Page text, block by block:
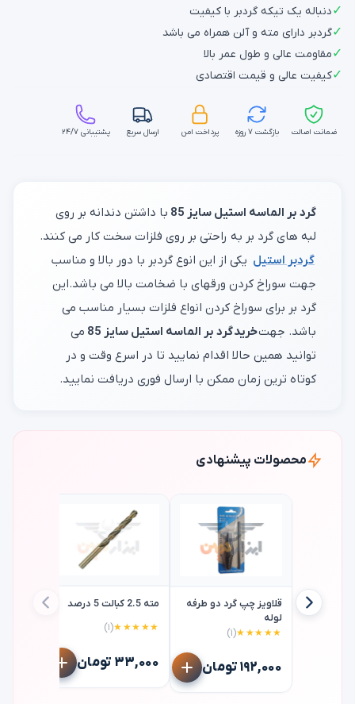
✓دنباله یک تیکه گردبر با کیفیت
✓گردبر دارای مته و آلن همراه می باشد
✓مقاومت عالی و طول عمر بالا
✓کیفیت عالی و قیمت اقتصادی
ضمانت اصالت بازگشت ۷ روزه پرداخت امن ارسال سریع پشتیبانی ۲۴/۷
گرد بر الماسه استیل سایز 85
با داشتن دندانه بر روی
لبه های گرد بر به راحتی بر روی فلزات سخت کار می کنند.
گردبر استیل یکی از این انوع گردبر با دور بالا و مناسب
جهت سوراخ کردن ورقهای با ضخامت بالا می باشد.این
گرد بر برای سوراخ کردن انواع فلزات بسیار مناسب می
باشد. جهتخرید گرد بر الماسه استیل سایز 85
می
توانید همین حالا اقدام نمایید تا در اسرع وقت و در
کوتاه ترین زمان ممکن با ارسال فوری دریافت نمایید.
محصولات پیشنهادی
قلاویز چپ گرد دو طرفه
لوله
★★★★★(۱)
۱۹۲,۰۰۰ تومان
مته 2.5 کبالت 5 درصد
★★★★★(۱)
۳۳,۰۰۰ تومان